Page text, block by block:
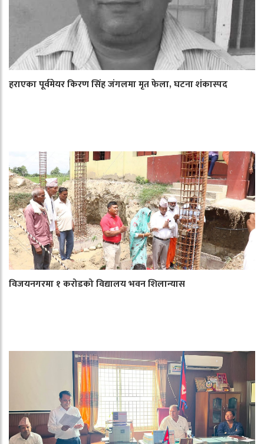
हराएका पूर्वमेयर किरण सिंह जंगलमा मृत फेला, घटना शंकास्पद
विजयनगरमा १ करोडको विद्यालय भवन शिलान्यास